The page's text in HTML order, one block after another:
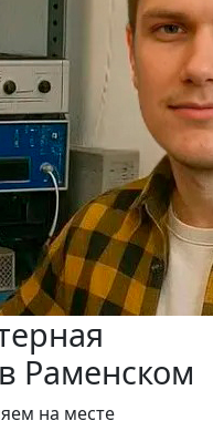
Раменском
на месте